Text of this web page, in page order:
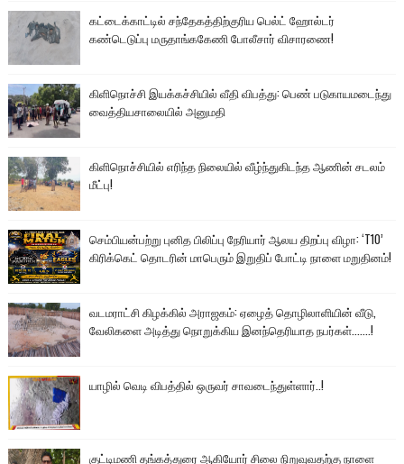
கட்டைக்காட்டில் சந்தேகத்திற்குரிய பெல்ட் ஹோல்டர்
கண்டெடுப்பு மருதாங்ககேணி போலீசார் விசாரணை!
கிளிநொச்சி இயக்கச்சியில் வீதி விபத்து: பெண் படுகாயமடைந்து
வைத்தியசாலையில் அனுமதி
கிளிநொச்சியில் எரிந்த நிலையில் வீழ்ந்துகிடந்த ஆணின் சடலம்
மீட்பு!
செம்பியன்பற்று புனித பிலிப்பு நேரியார் ஆலய திறப்பு விழா: ‘T10’
கிரிக்கெட் தொடரின் மாபெரும் இறுதிப் போட்டி நாளை மறுதினம்!
வடமராட்சி கிழக்கில் அராஜகம்: ஏழைத் தொழிலாளியின் வீடு,
வேலிகளை அடித்து நொறுக்கிய இனந்தெரியாத நபர்கள்.......!
யாழில் வெடி விபத்தில் ஒருவர் சாவடைந்துள்ளார்..!
குட்டிமணி தங்கத்துரை ஆகியோர் சிலை நிறுவுவதற்கு நாளை